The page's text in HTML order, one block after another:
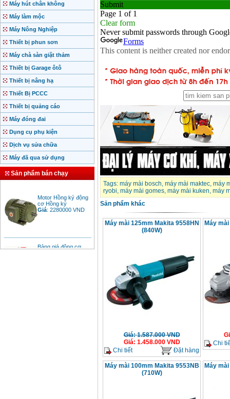
Máy hút chân không
Máy làm mộc
Máy Nông Nghiệp
Thiết bị phun sơn
Máy chà sàn giặt thảm
Thiết bị Garage ôtô
Thiết bị nâng hạ
Thiết Bị PCCC
Thiết bị quảng cáo
Máy đóng đai
Dụng cụ phụ kiện
Dịch vụ sửa chữa
Máy đã qua sử dụng
Sản phẩm bán chạy
cơ Hồng ký
Giá:2280000
diesel đầu nổ diesel
Tags: máy mài bosch, máy mài maktec, máy
ryobi, máy mài gomes, máy mài kuken, máy
Sản phẩm khác
Máy mài 125mm Makita 9558HN
(840W)
Giá:1.587.000VND
Giá: 1.458.000VND
Chi tiết
Đặt hàng
Máy
Chi
Máy mài 100mm Makita 9553NB
(710W)
Máy